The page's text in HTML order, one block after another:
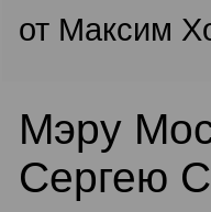
от Максим
Мэру
Сергею